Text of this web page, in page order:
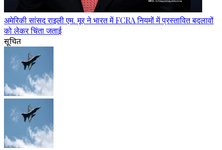
अमेरिकी सांसद राइली एम. मूर ने भारत में FCRA नियमों में प्रस्तावित बदलावों
को लेकर चिंता जताई
सूचित